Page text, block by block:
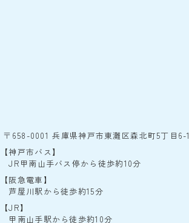
〒658-0001 兵庫県神戸市東灘区森北町5丁目6-1
【神戸市バス】
JR甲南山手バス停から徒歩約10分
【阪急電車】
芦屋川駅から徒歩約15分
【JR】
甲南山手駅から徒歩約10分